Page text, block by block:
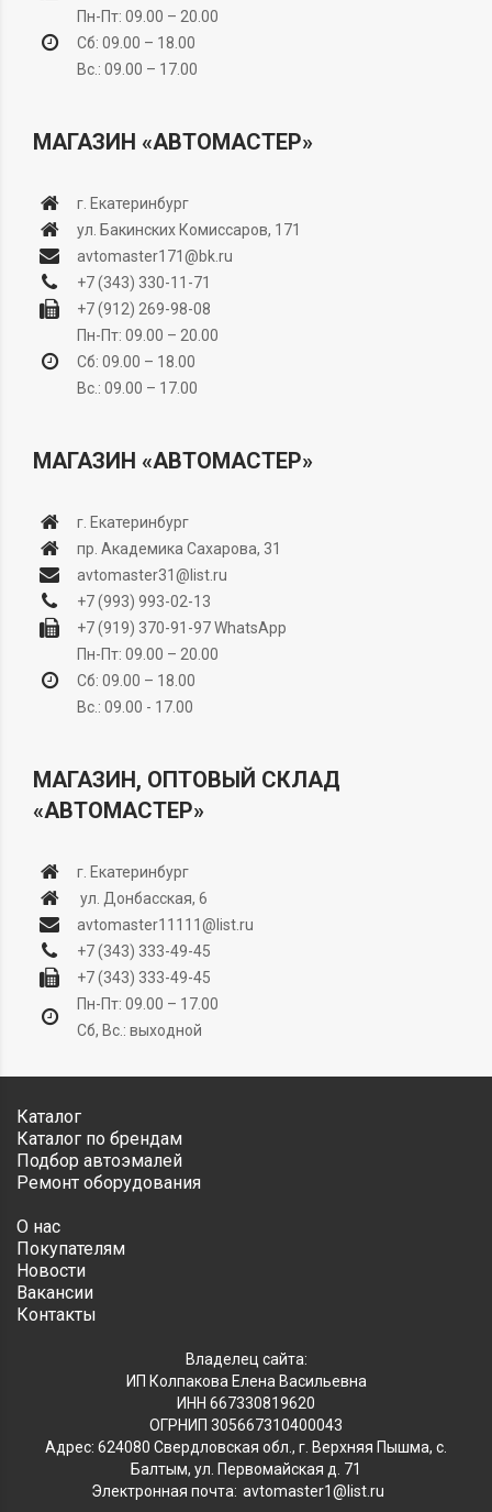
Пн-Пт: 09.00 – 20.00
Сб: 09.00 – 18.00
Вс.: 09.00 – 17.00
МАГАЗИН «АВТОМАСТЕР»
г. Екатеринбург
ул. Бакинских Комиссаров, 171
avtomaster171@bk.ru
+7 (343) 330-11-71
+7 (912) 269-98-08
Пн-Пт: 09.00 – 20.00
Сб: 09.00 – 18.00
Вс.: 09.00 – 17.00
МАГАЗИН «АВТОМАСТЕР»
г. Екатеринбург
пр. Академика Сахарова, 31
avtomaster31@list.ru
+7 (993) 993-02-13
+7 (919) 370-91-97WhatsApp
Пн-Пт: 09.00 – 20.00
Сб: 09.00 – 18.00
Вс.: 09.00 - 17.00
МАГАЗИН, ОПТОВЫЙ СКЛАД
«АВТОМАСТЕР»
г. Екатеринбург
ул. Донбасская, 6
avtomaster11111@list.ru
+7 (343) 333-49-45
+7 (343) 333-49-45
Пн-Пт: 09.00 – 17.00
Сб, Вс.: выходной
Каталог
Каталог по брендам
Подбор автоэмалей
Ремонт оборудования
О нас
Покупателям
Новости
Вакансии
Контакты
Владелец сайта:
ИП Колпакова Елена Васильевна
ИНН 667330819620
ОГРНИП 305667310400043
Адрес: 624080 Свердловская обл., г. Верхняя Пышма, с.
Балтым, ул. Первомайская д. 71
Электронная почта: avtomaster1@list.ru